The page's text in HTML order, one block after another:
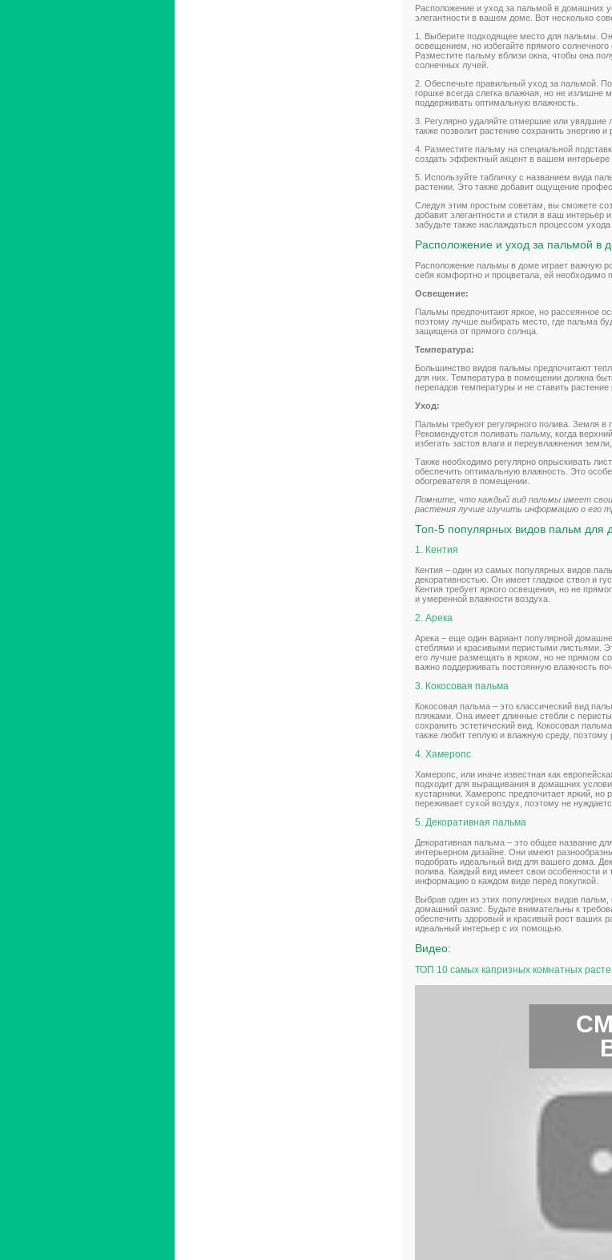
Расположение и уход за пальмой в домашних
элегантности в вашем доме. Вот несколько
1. Выберите подходящее место для пальмы.
освещением, но избегайте прямого
Разместите пальму вблизи окна, чтобы она
солнечных лучей.
2. Обеспечьте правильный уход за пальмой.
горшке всегда слегка влажная, но не излишне
поддерживать оптимальную влажность.
3. Регулярно удаляйте отмершие или увядшие
также позволит растению сохранить энергию и
4. Разместите пальму на специальной
создать эффектный акцент в вашем интерьере
5. Используйте табличку с названием вида
растении. Это также добавит ощущение
Следуя этим простым советам, вы сможете
добавит элегантности и стиля в ваш
забудьте также наслаждаться процессом
Расположение и уход за пальмой в
Расположение пальмы в доме играет важную
себя комфортно и процветала, ей необходимо
Освещение:
Пальмы предпочитают яркое, но рассеянное
поэтому лучше выбирать место, где пальма
защищена от прямого солнца.
Температура:
Большинство видов пальмы предпочитают
для них. Температура в помещении должна
перепадов температуры и не ставить
Уход:
Пальмы требуют регулярного полива. Земля в
Рекомендуется поливать пальму, когда
избегать застоя влаги и переувлажнения
Также необходимо регулярно опрыскивать
обеспечить оптимальную влажность. Это
обогревателя в помещении.
Помните, что каждый вид пальмы имеет
растения лучше изучить информацию о его
Топ-5 популярных видов пальм для
1. Кентия
Кентия – один из самых популярных видов
декоративностью. Он имеет гладкое ствол и
Кентия требует яркого освещения, но не
и умеренной влажности воздуха.
2. Арека
Арека – еще один вариант популярной
стеблями и красивыми перистыми листьями.
его лучше размещать в ярком, но не прямом
важно поддерживать постоянную влажность
3. Кокосовая пальма
Кокосовая пальма – это классический вид
пляжами. Она имеет длинные стебли с
сохранить эстетический вид. Кокосовая
также любит теплую и влажную среду,
4. Хамеропс
Хамеропс, или иначе известная как
подходит для выращивания в домашних
кустарники. Хамеропс предпочитает яркий,
переживает сухой воздух, поэтому не
5. Декоративная пальма
Декоративная пальма – это общее название
интерьерном дизайне. Они имеют
подобрать идеальный вид для вашего дома.
полива. Каждый вид имеет свои особенности и
информацию о каждом виде перед покупкой.
Выбрав один из этих популярных видов
домашний оазис. Будьте внимательны к
обеспечить здоровый и красивый рост ваших
идеальный интерьер с их помощью.
Видео:
ТОП 10 самых капризных комнатных